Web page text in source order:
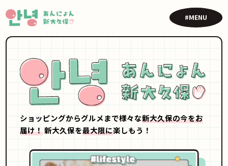
#MENU
ショッピングからグルメまで様々な新大久保の今をお
届け！新大久保を最大限に楽しもう！